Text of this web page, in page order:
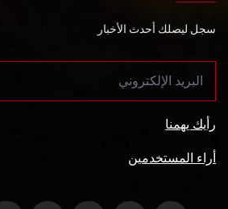
سجل ليصلك أحدث الأخبار
رأيك يهمنا
أراء المستخدمين